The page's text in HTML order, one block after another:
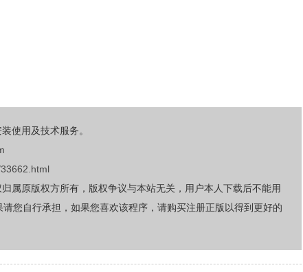
使用及技术服务。
属原版权方所有，版权争议与本站无关，用户本人下载后不能用
您自行承担，如果您喜欢该程序，请购买注册正版以得到更好的